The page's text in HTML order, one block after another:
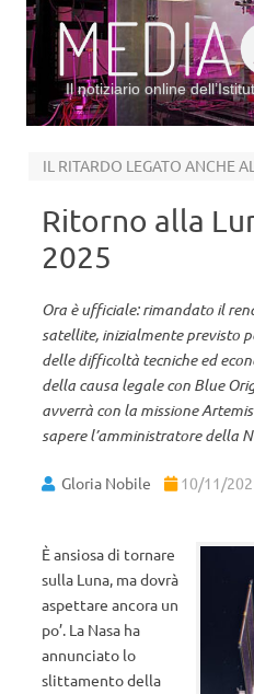
Il notiziario online
Ritorno alla
2025
Ora è ufficiale: rimandato il
satellite, inizialmente previsto
delle difficoltà tecniche ed
della causa legale con Blue
avverrà con la missione
sapere l’amministratore della
Gloria Nobile 10/11/
È ansiosa di tornare
sulla Luna, ma dovrà
aspettare ancora un
po’. La Nasa ha
annunciato lo
slittamento della